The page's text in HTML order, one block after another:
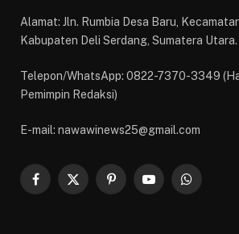
Alamat: Jln. Rumbia Desa Baru,
Kabupaten Deli Serdang, Sumatera Utara.
Telepon/WhatsApp: 0822-7370-3349
Pemimpin Redaksi)
E-mail: nawawinews25@gmail.com
Facebook
X
PinterestYouTubeWhatsApp